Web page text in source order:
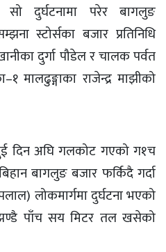
दुर्घटनामा परेर बागलुङ
स्टोर्सका बजार प्रतिनिधि
दुर्गा पौडेल र चालक पर्वत
मालढुङ्गाका राजेन्द्र माझीको
दिन अघि गलकोट गएको ग१च
बागलुङ बजार फर्किदै गर्दा
लोकमार्गमा दुर्घटना भएको
झण्डै पाँच सय मिटर तल खसेको